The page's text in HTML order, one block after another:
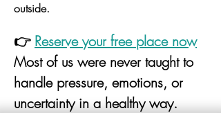
outside.
👉 Reserve your free place now
Most of us were never taught to
handle pressure, emotions, or
uncertainty in a healthy way.